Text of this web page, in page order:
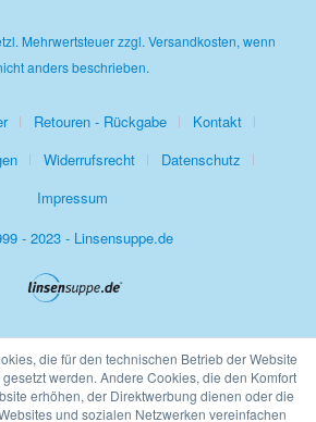
Mehrwertsteuer zzgl. Versandkosten, wenn
anders beschrieben.
Retouren - Rückgabe
Kontakt
Widerrufsrecht
Datenschutz
Impressum
- 2023 - Linsensuppe.de
die für den technischen Betrieb der Website
werden. Andere Cookies, die den Komfort
erhöhen, der Direktwerbung dienen oder die
und sozialen Netzwerken vereinfachen